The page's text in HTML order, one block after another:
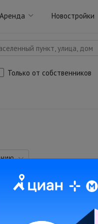
Аренда Новостройки
пункт, улица, дом
Только от собственников